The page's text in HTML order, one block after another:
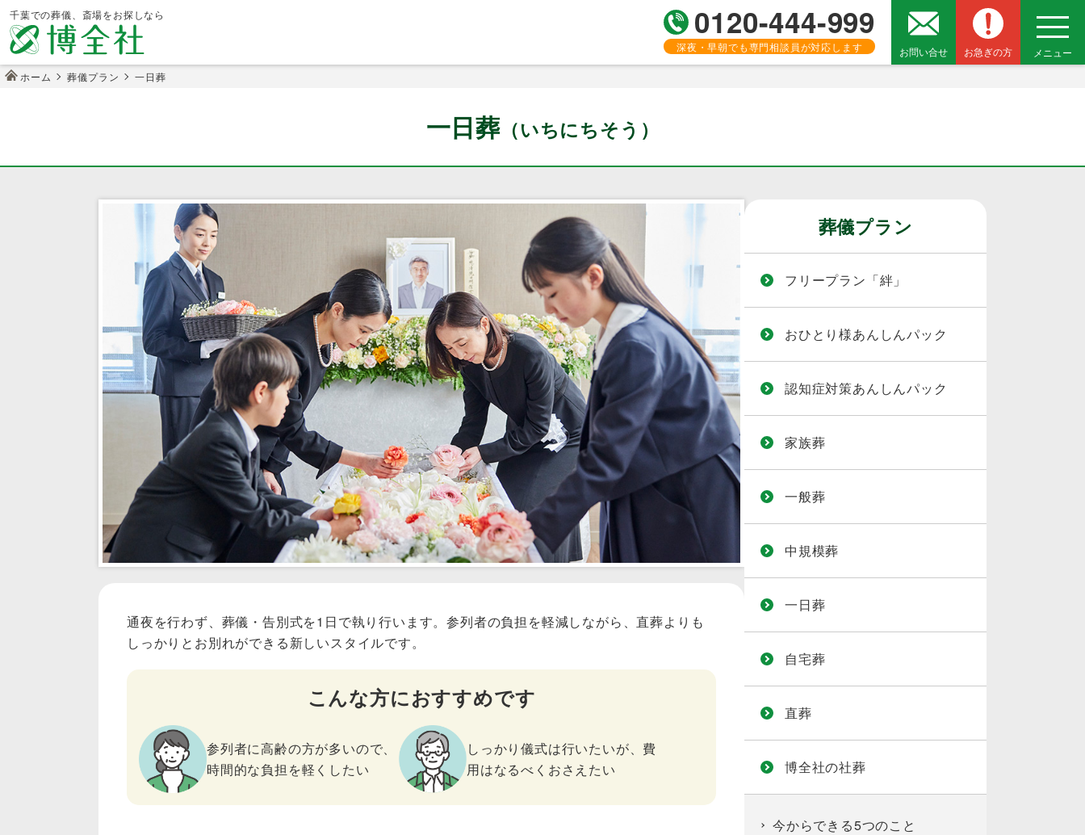
千葉での葬儀、斎場をお探しなら 0120-444-999
深夜・早朝でも専門相談員が対応します お問い合せ お急ぎの方
メニュー
ホーム
葬儀プラン 一日葬
一日葬 （いちにちそう）
通夜を行わず、葬儀・告別式を1日で執り行います。参列者の負担を軽減しながら、直葬よりも
しっかりとお別れができる新しいスタイルです。
こんな方におすすめです
参列者に高齢の方が多いので、
時間的な負担を軽くしたい
しっかり儀式は行いたいが、費
用はなるべくおさえたい
葬儀プラン
フリープラン「絆」
おひとり様あんしんパック
認知症対策あんしんパック
家族葬
一般葬
中規模葬
一日葬
自宅葬
直葬
博全社の社葬
今からできる5つのこと